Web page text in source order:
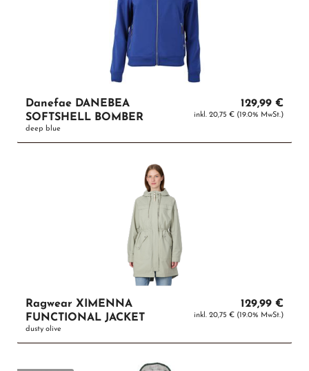
Danefae DANEBEA
SOFTSHELL BOMBER
deep blue
129,99 €
inkl. 20,75 € (19.0% MwSt.)
Ragwear XIMENNA
FUNCTIONAL JACKET
dusty olive
129,99 €
inkl. 20,75 € (19.0% MwSt.)